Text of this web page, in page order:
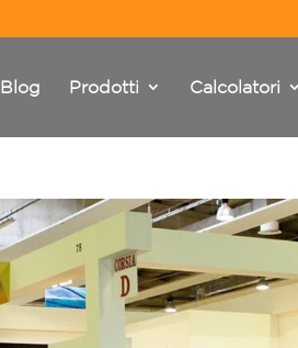
Blog Prodotti Calcolatori